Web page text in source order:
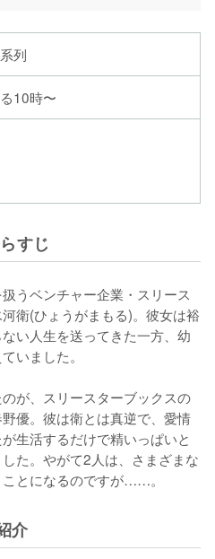
列
10時〜
すじ
うベンチャー企業・スリース
衛(ひょうがまもる)。彼女は裕
い人生を送ってきた一方、幼
いました。
が、スリースターブックスの
優。彼は衛とは真逆で、愛情
生活するだけで精いっぱいと
た。やがて2人は、さまざまな
とになるのですが……。
介